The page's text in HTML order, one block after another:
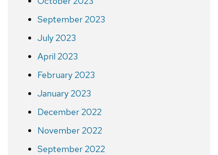
September 2023
July 2023
April 2023
February 2023
January 2023
December 2022
November 2022
September 2022